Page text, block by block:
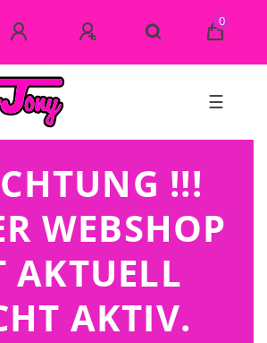
0
☰
!!!
WEBSHOP
AKTUELL
AKTIV.